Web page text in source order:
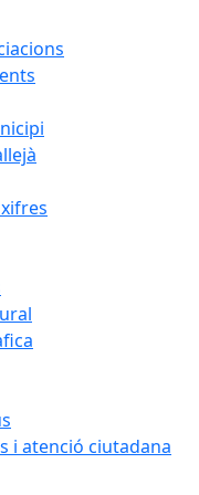
i atenció ciutadana